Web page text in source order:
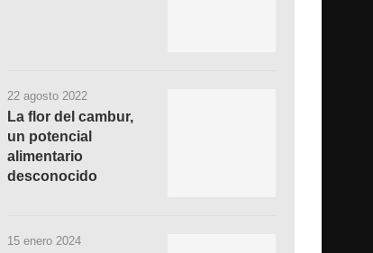
22 agosto 2022
La flor del cambur,
un potencial
alimentario
desconocido
15 enero 2024